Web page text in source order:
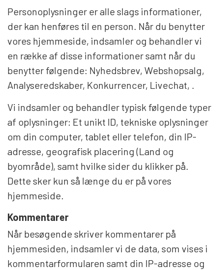
Personoplysninger er alle slags informationer,
der kan henføres til en person. Når du benytter
vores hjemmeside, indsamler og behandler vi
en række af disse informationer samt når du
benytter følgende: Nyhedsbrev, Webshopsalg,
Analyseredskaber, Konkurrencer, Livechat, .
Vi indsamler og behandler typisk følgende typer
af oplysninger: Et unikt ID, tekniske oplysninger
om din computer, tablet eller telefon, din IP-
adresse, geografisk placering (Land og
byområde), samt hvilke sider du klikker på.
Dette sker kun så længe du er på vores
hjemmeside.
Kommentarer
Når besøgende skriver kommentarer på
hjemmesiden, indsamler vi de data, som vises i
kommentarformularen samt din IP-adresse og